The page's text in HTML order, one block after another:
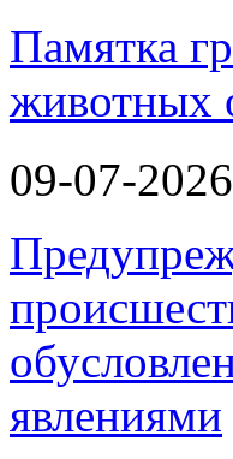
Памятка
животных
09-07-2026
явлениями